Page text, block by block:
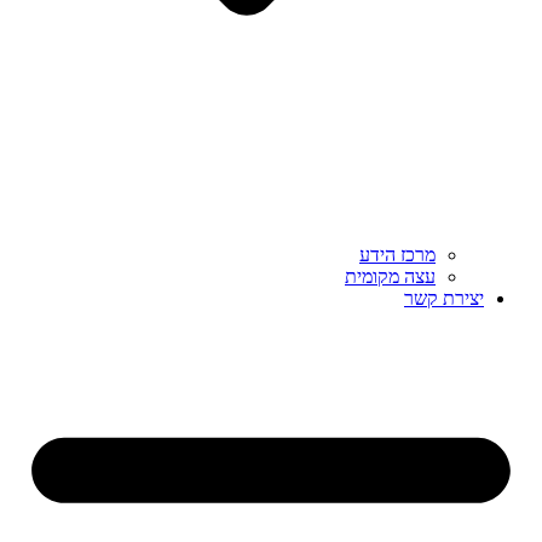
מרכז הידע
עצה מקומית
יצירת קשר